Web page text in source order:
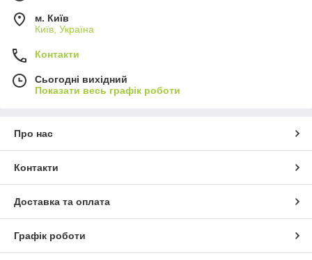
м. Київ
Київ, Україна
Контакти
Сьогодні вихідний
Показати весь графік роботи
Про нас
Контакти
Доставка та оплата
Графік роботи